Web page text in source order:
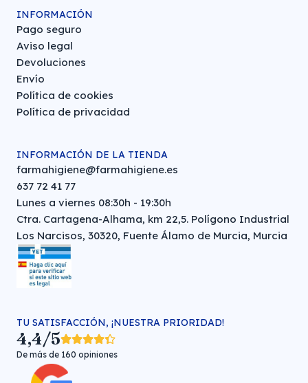
INFORMACIÓN
Pago seguro
Aviso legal
Devoluciones
Envío
Política de cookies
Política de privacidad
INFORMACIÓN DE LA TIENDA
farmahigiene@farmahigiene.es
637 72 41 77
Lunes a viernes 08:30h - 19:30h
Ctra. Cartagena-Alhama, km 22,5. Polígono Industrial
Los Narcisos, 30320, Fuente Álamo de Murcia, Murcia
TU SATISFACCIÓN, ¡NUESTRA PRIORIDAD!
4,4/5
De más de 160 opiniones